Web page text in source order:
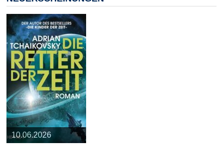
25.03.2026
09.04.2026
20.05.2026
10.06.2026
13.08.2026